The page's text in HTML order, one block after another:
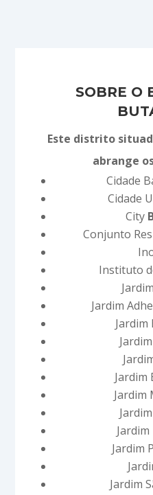
SOBRE O
Este distrito
abrange
Cidade
Cidade
City
Conjunto
Instituto
Jardim
Jardim
Jardim
Jardim
Jardim